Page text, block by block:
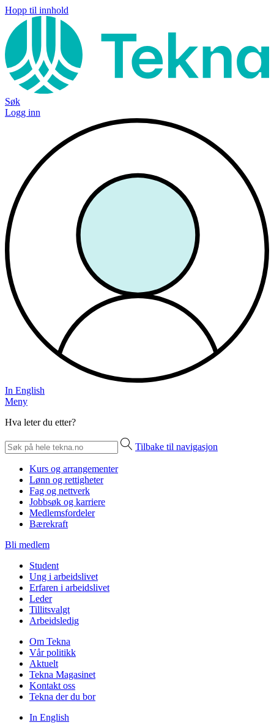
Hopp til innhold
Søk
Logg inn
In English
Meny
Hva leter du etter?
Tilbake til navigasjon
Kurs og arrangementer
Lønn og rettigheter
Fag og nettverk
Jobbsøk og karriere
Medlemsfordeler
Bærekraft
Bli medlem
Student
Ung i arbeidslivet
Erfaren i arbeidslivet
Leder
Tillitsvalgt
Arbeidsledig
Om Tekna
Vår politikk
Aktuelt
Tekna Magasinet
Kontakt oss
Tekna der du bor
In English